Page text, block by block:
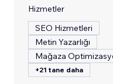
Hizmetler
SEO Hizmetleri
Metin Yazarlığı
Mağaza
+21 tane daha